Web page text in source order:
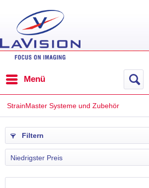
Menü
StrainMaster Systeme und Zubehör
Filtern